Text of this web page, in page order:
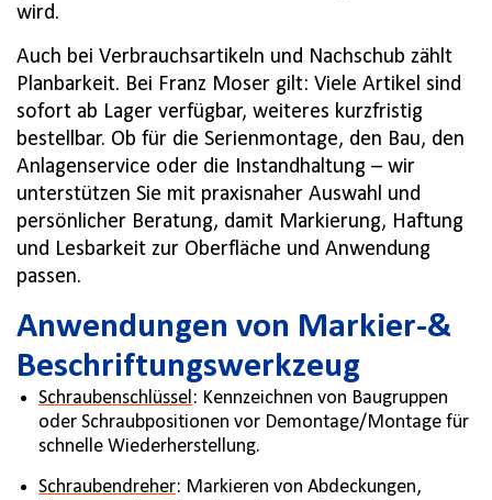
wird.
Auch bei Verbrauchsartikeln und Nachschub zählt
Planbarkeit. Bei Franz Moser gilt: Viele Artikel sind
sofort ab Lager verfügbar, weiteres kurzfristig
bestellbar. Ob für die Serienmontage, den Bau, den
Anlagenservice oder die Instandhaltung – wir
unterstützen Sie mit praxisnaher Auswahl und
persönlicher Beratung, damit Markierung, Haftung
und Lesbarkeit zur Oberfläche und Anwendung
passen.
Anwendungen von Markier-&
Beschriftungswerkzeug
Schraubenschlüssel: Kennzeichnen von Baugruppen
oder Schraubpositionen vor Demontage/Montage für
schnelle Wiederherstellung.
Schraubendreher: Markieren von Abdeckungen,